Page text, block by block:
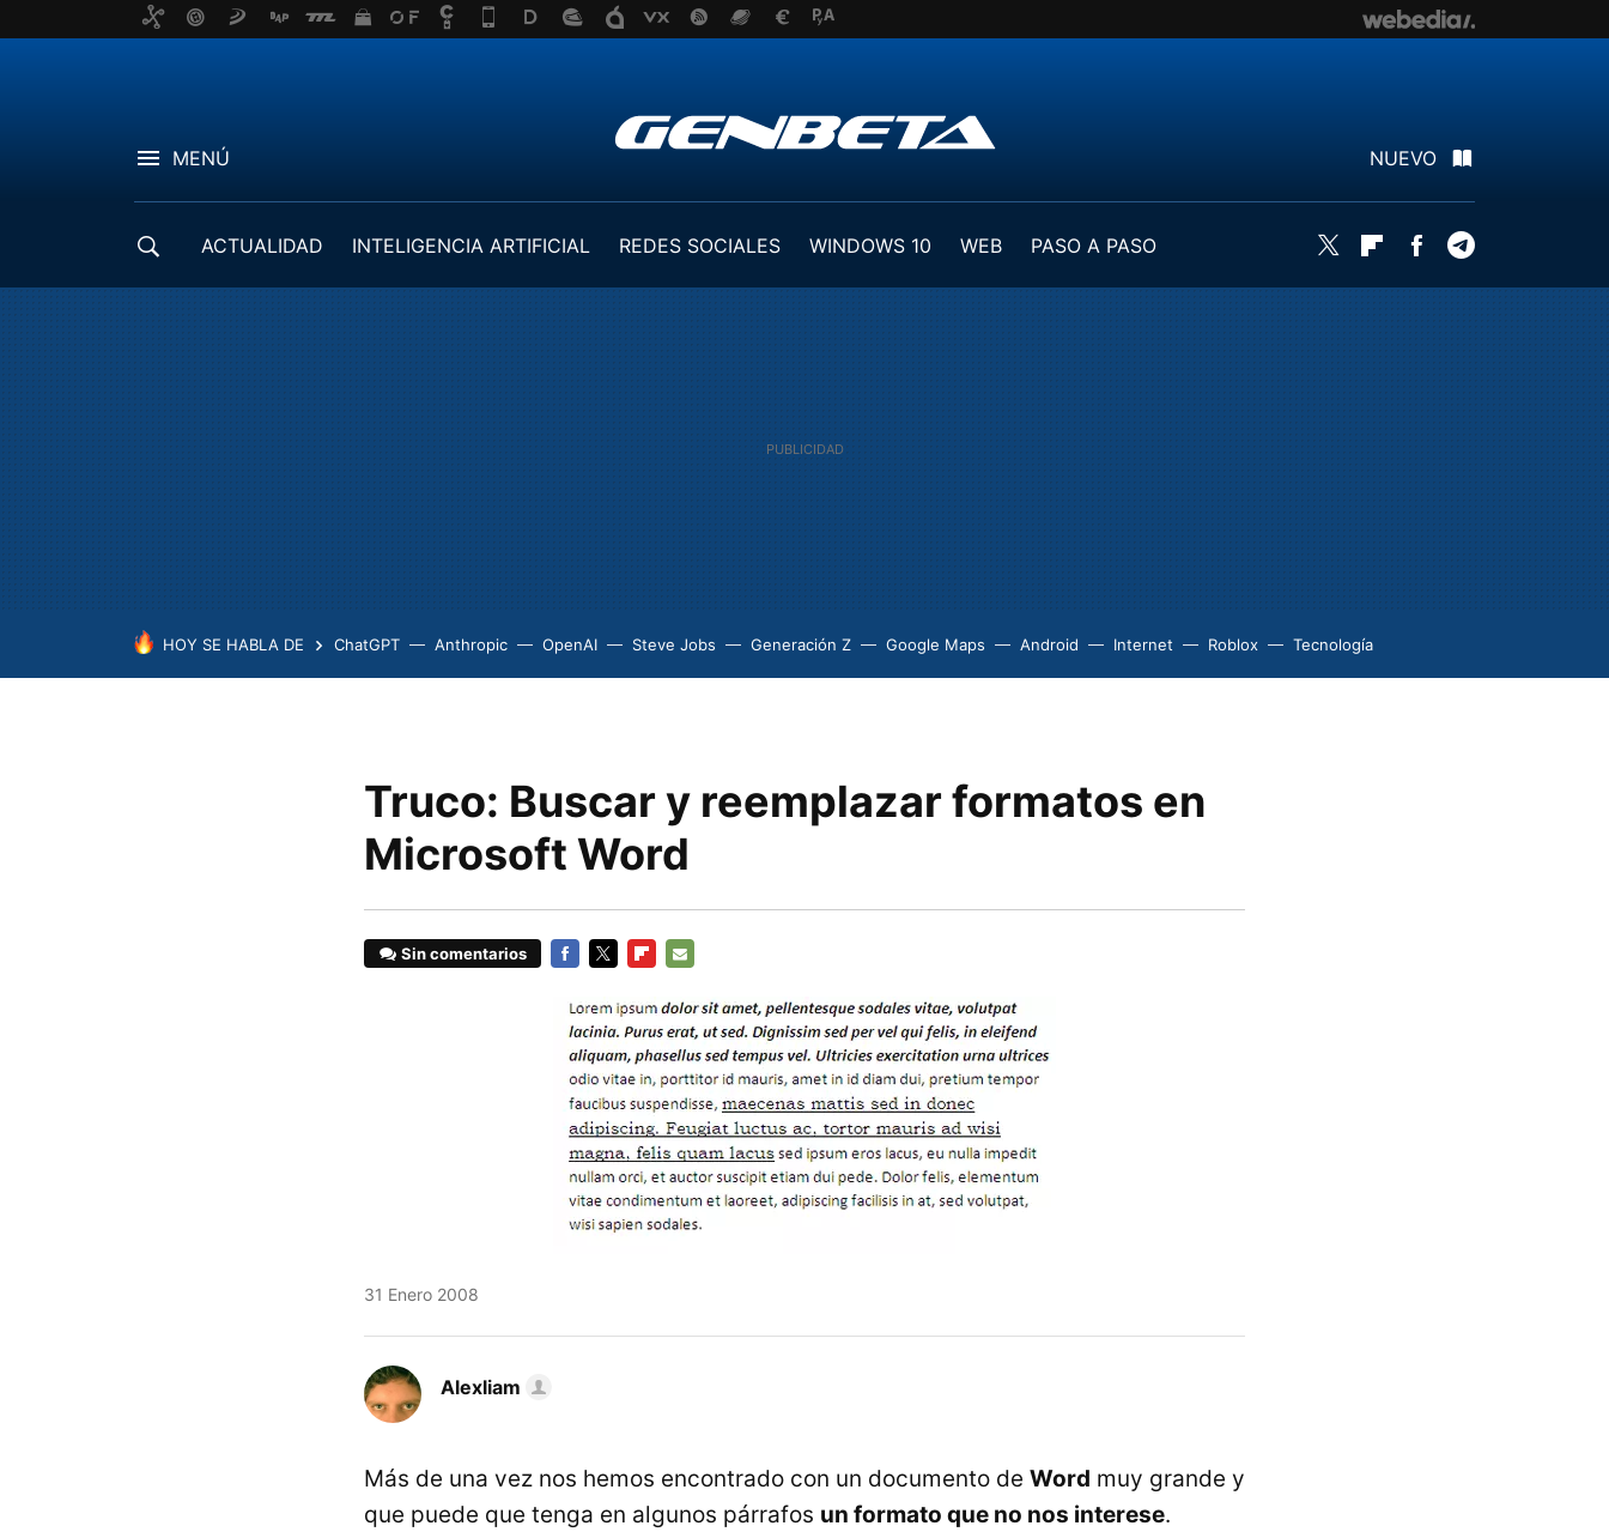
MENÚ NUEVO
ACTUALIDAD INTELIGENCIA ARTIFICIAL REDES SOCIALES WINDOWS 10 WEB
PASO A PASO
Twitter FlipboardFacebook
HOY SE HABLA DE ChatGPT Anthropic OpenAI Steve Jobs Generación Z Google Maps Android Internet Roblox Tecnología
Truco: Buscar y reemplazar formatos en
Microsoft Word
Sin comentarios
MAIL
31 Enero 2008
Alexliam
Más de una vez nos hemos encontrado con un documento de Word muy grande y
que puede que tenga en algunos párrafos un formato que no nos interese.